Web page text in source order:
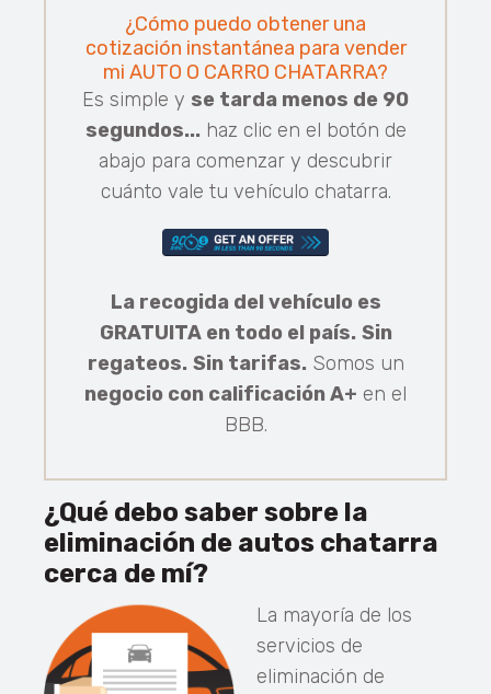
¿Cómo puedo obtener una
cotización instantánea para vender
mi AUTO O CARRO CHATARRA?
Es simple y se tarda menos de 90
segundos... haz clic en el botón de
abajo para comenzar y descubrir
cuánto vale tu vehículo chatarra.
La recogida del vehículo es
GRATUITA en todo el país. Sin
regateos. Sin tarifas. Somos un
negocio con calificación A+ en el
BBB.
¿Qué debo saber sobre la
eliminación de autos chatarra
cerca de mí?
La mayoría de los
servicios de
eliminación de